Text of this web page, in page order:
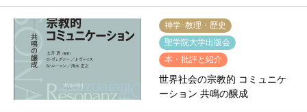
神学･教理・歴史
聖学院大学出版会
本・批評と紹介
世界社会の宗教的 コミュニケ
ーション 共鳴の醸成